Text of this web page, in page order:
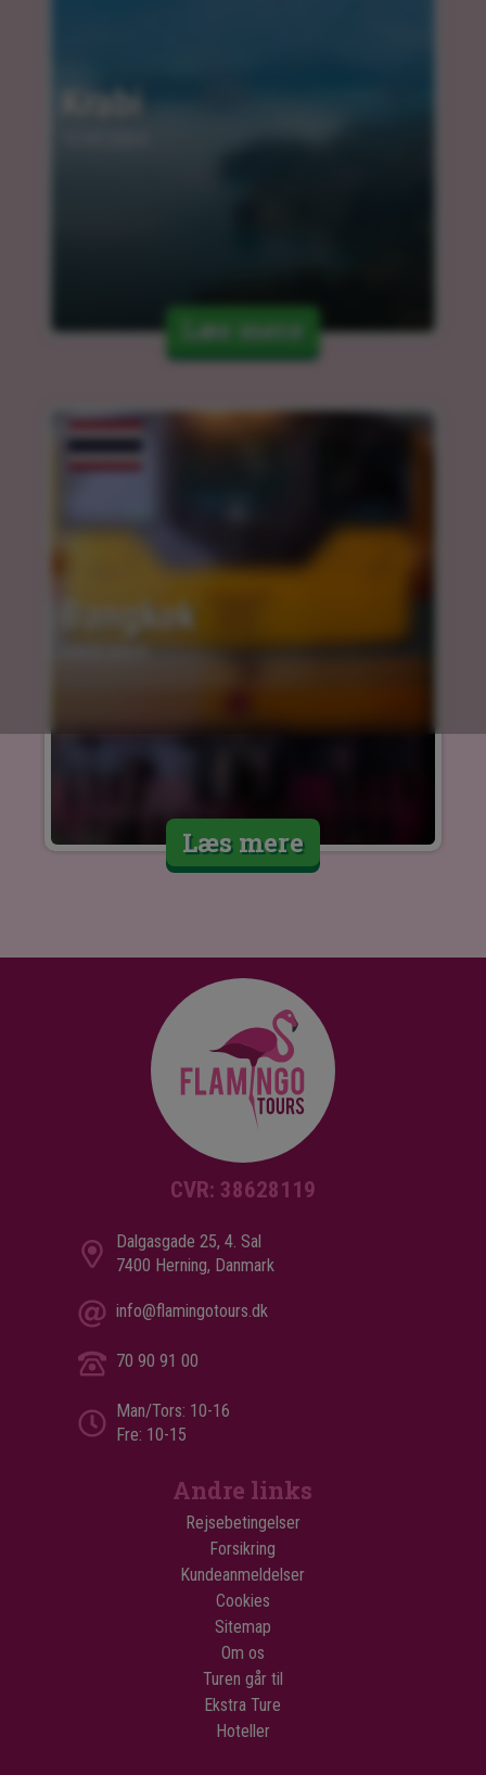
Krabi
Læs mere
Bangkok
Læs mere
CVR: 38628119
Dalgasgade 25, 4. Sal
7400 Herning, Danmark
info@flamingotours.dk
70 90 91 00
Man/Tors: 10-16
Fre: 10-15
Andre links
Rejsebetingelser
Forsikring
Kundeanmeldelser
Cookies
Sitemap
Om os
Turen går til
Ekstra Ture
Hoteller